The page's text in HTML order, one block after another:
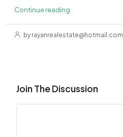
Continue reading
by rayanrealestate@hotmail.com
Join The Discussion